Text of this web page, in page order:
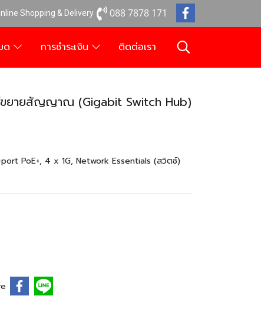
Shopping & Delivery 088 7878 171
ด การชำระเงิน ติดต่อเรา
ยายสัญญาณ (Gigabit Switch Hub)
PoE+, 4 x 1G, Network Essentials (สวิตช์)